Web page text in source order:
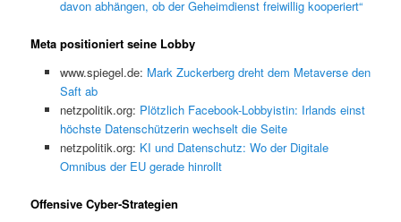
davon abhängen, ob der Geheimdienst freiwillig kooperiert“
Meta positioniert seine Lobby
www.spiegel.de: Mark Zuckerberg dreht dem Metaverse den
Saft ab
netzpolitik.org: Plötzlich Facebook-Lobbyistin: Irlands einst
höchste Datenschützerin wechselt die Seite
netzpolitik.org: KI und Datenschutz: Wo der Digitale
Omnibus der EU gerade hinrollt
Offensive Cyber-Strategien